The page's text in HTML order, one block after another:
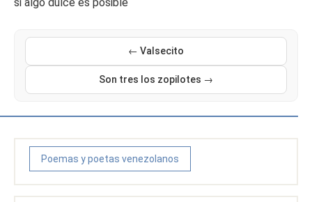
← Valsecito
Son tres los zopilotes →
Poemas y poetas venezolanos